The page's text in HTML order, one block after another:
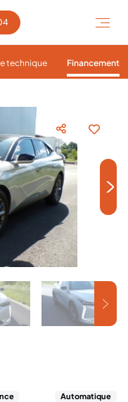
technique Financement
>
Automatique